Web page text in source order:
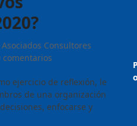
Asociados Consultores
comentarios
ejercicio de reflexión, le
de una organización
enfocarse y